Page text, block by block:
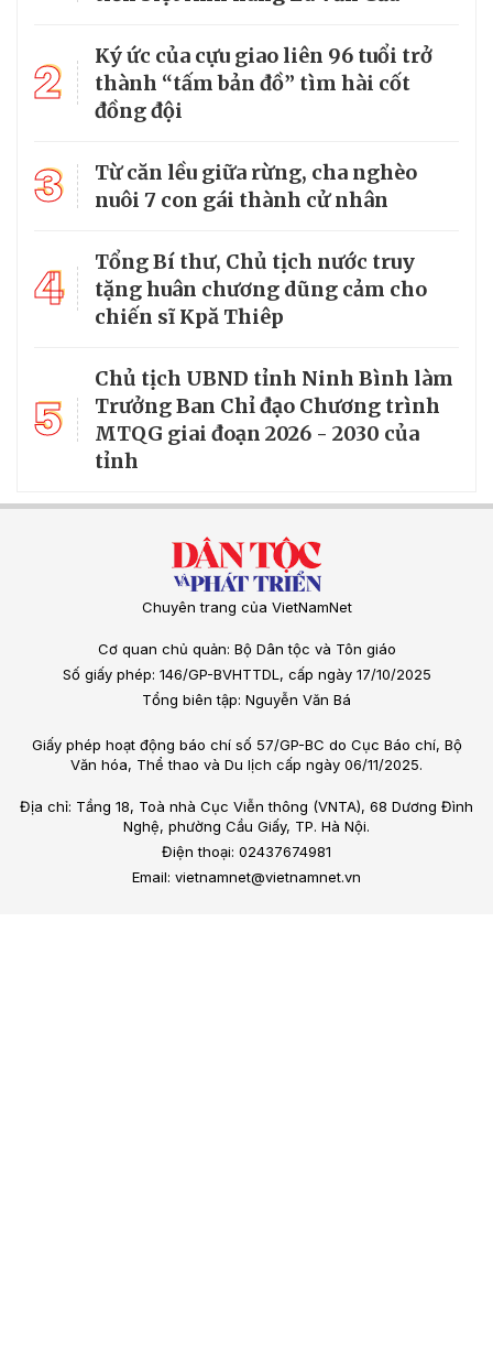
2
Ký ức của cựu giao liên 96 tuổi trở
thành “tấm bản đồ” tìm hài cốt
đồng đội
3
Từ căn lều giữa rừng, cha nghèo
nuôi 7 con gái thành cử nhân
4
Tổng Bí thư, Chủ tịch nước truy
tặng huân chương dũng cảm cho
chiến sĩ Kpă Thiêp
5
Chủ tịch UBND tỉnh Ninh Bình làm
Trưởng Ban Chỉ đạo Chương trình
MTQG giai đoạn 2026 - 2030 của
tỉnh
Chuyên trang của VietNamNet
Cơ quan chủ quản: Bộ Dân tộc và Tôn giáo
Số giấy phép: 146/GP-BVHTTDL, cấp ngày 17/10/2025
Tổng biên tập: Nguyễn Văn Bá
Giấy phép hoạt động báo chí số 57/GP-BC do Cục Báo chí, Bộ
Văn hóa, Thể thao và Du lịch cấp ngày 06/11/2025.
Địa chỉ: Tầng 18, Toà nhà Cục Viễn thông (VNTA), 68 Dương Đình
Nghệ, phường Cầu Giấy, TP. Hà Nội.
Điện thoại: 02437674981
Email: vietnamnet@vietnamnet.vn